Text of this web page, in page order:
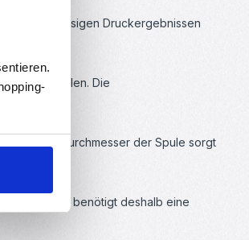
zuverlässigen Druckergebnissen
empfohlen. Die
Innendurchmesser der Spule sorgt
und benötigt deshalb eine